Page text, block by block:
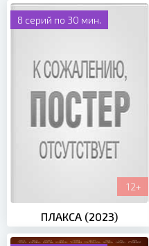
8 серий по 30 мин.
12+
ПЛАКСА (2023)